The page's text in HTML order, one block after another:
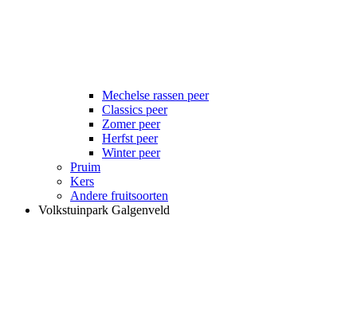
Mechelse rassen peer
Classics peer
Zomer peer
Herfst peer
Winter peer
Pruim
Kers
Andere fruitsoorten
Volkstuinpark Galgenveld